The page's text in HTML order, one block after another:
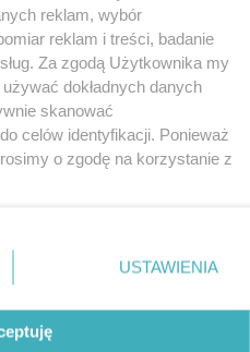
Ino-online Media
reklam, wybór
reklam i treści, badanie
Za zgodą Użytkownika my
dokładnych danych
skanować
celów identyfikacji. Ponieważ
o zgodę na korzystanie z
rodzaje przetwarzania
ale masz prawo
witrynie.
USTAWIENIA